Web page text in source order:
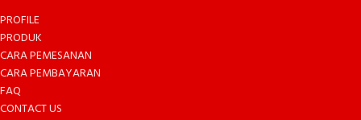
PROFILE
PRODUK
CARA PEMESANAN
CARA PEMBAYARAN
FAQ
CONTACT US